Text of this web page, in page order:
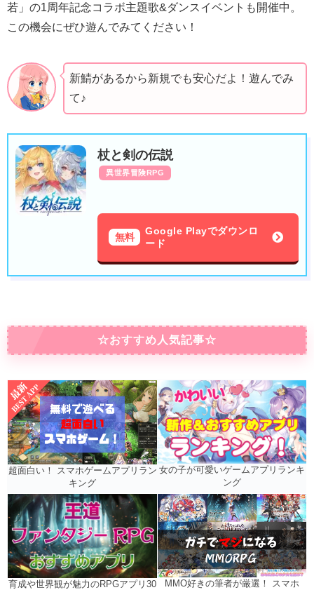
若」の1周年記念コラボ主題歌&ダンスイベントも開催中。
この機会にぜひ遊んでみてください！
新鯖があるから新規でも安心だよ！遊んでみ
て♪
杖と剣の伝説
異世界冒険RPG
無料
Google Playでダウンロ
ード
☆おすすめ人気記事☆
超面白い！ スマホゲームアプリラン
キング
女の子が可愛いゲームアプリランキ
ング
育成や世界観が魅力のRPGアプリ30
MMO好きの筆者が厳選！ スマホ